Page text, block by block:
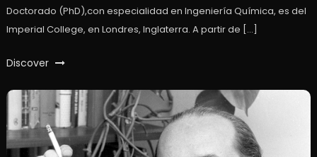
Doctorado (PhD),con especialidad en Ingeniería Química, es del
Imperial College, en Londres, Inglaterra. A partir de […]
Discover